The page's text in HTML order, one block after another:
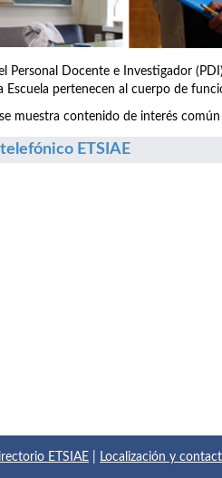
Personal Docente e Investigador
Escuela pertenecen al cuerpo de
muestra contenido de interés
ETSIAE
ETSIAE Localización y